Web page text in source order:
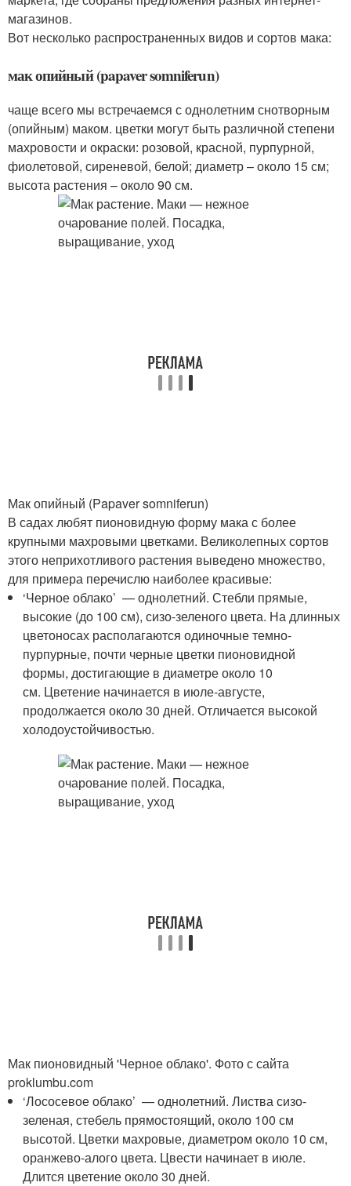
магазинов.
Вот несколько распространенных видов и сортов мака:
мак опийный (papaver somniferun)
чаще всего мы встречаемся с однолетним снотворным
(опийным) маком. цветки могут быть различной степени
махровости и окраски: розовой, красной, пурпурной,
фиолетовой, сиреневой, белой; диаметр – около 15 см;
высота растения – около 90 см.
Мак опийный (Papaver somniferun)
В садах любят пионовидную форму мака с более
крупными махровыми цветками. Великолепных сортов
этого неприхотливого растения выведено множество,
для примера перечислю наиболее красивые:
‘Черное облако’ — однолетний. Стебли прямые,
высокие (до 100 см), сизо-зеленого цвета. На длинных
цветоносах располагаются одиночные темно-
пурпурные, почти черные цветки пионовидной
формы, достигающие в диаметре около 10
см. Цветение начинается в июле-августе,
продолжается около 30 дней. Отличается высокой
холодоустойчивостью.
Мак пионовидный 'Черное облако'. Фото с сайта
proklumbu.com
‘Лососевое облако’ — однолетний. Листва сизо-
зеленая, стебель прямостоящий, около 100 см
высотой. Цветки махровые, диаметром около 10 см,
оранжево-алого цвета. Цвести начинает в июле.
Длится цветение около 30 дней.